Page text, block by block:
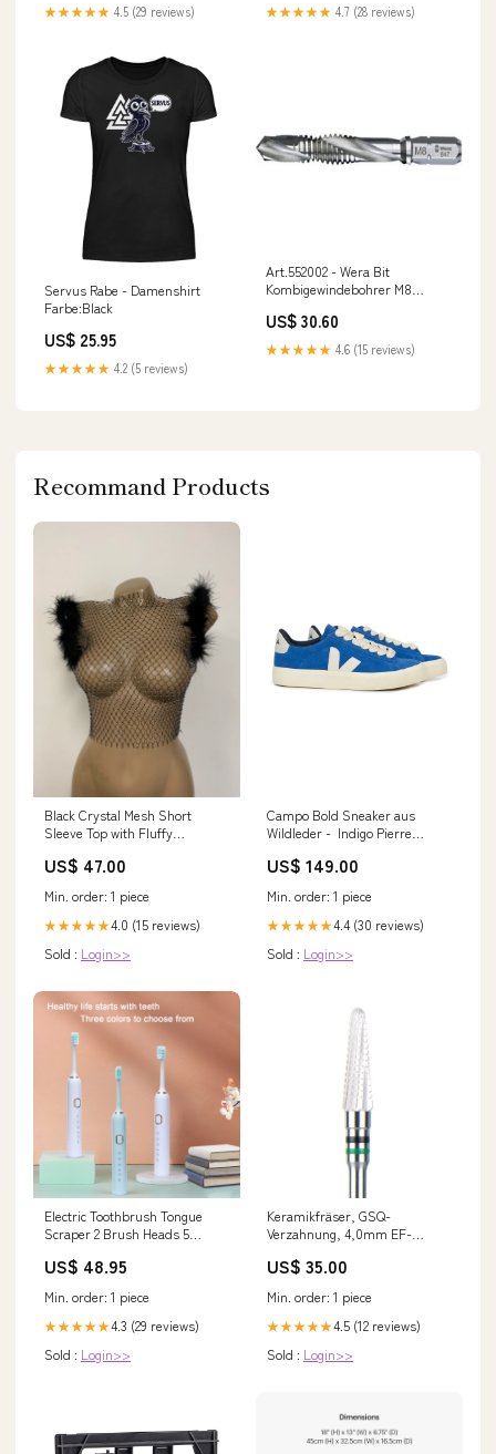
★★★★★ 4.5 (29 reviews) ★★★★★ 4.7 (28 reviews)
Servus Rabe - Damenshirt
Farbe:Black
US$ 25.95
★★★★★ 4.2 (5 reviews)
Art.552002 - Wera Bit
Kombigewindebohrer M8
US$ 30.60
★★★★★ 4.6 (15 reviews)
Recommand Products
Black Crystal Mesh Short
Sleeve Top with Fluffy
US$ 47.00
Min. order: 1 piece
★★★★★4.0 (15 reviews)
Sold : Login>>
Campo Bold Sneaker aus
Wildleder - Indigo Pierre
US$ 149.00
Min. order: 1 piece
★★★★★4.4 (30 reviews)
Sold : Login>>
Electric Toothbrush Tongue
Scraper 2 Brush Heads 5
Color:White
US$ 48.95
Min. order: 1 piece
★★★★★4.3 (29 reviews)
Sold : Login>>
Keramikfräser, GSQ-
Verzahnung, 4,0mm EF-
US$ 35.00
Min. order: 1 piece
★★★★★4.5 (12 reviews)
Sold : Login>>